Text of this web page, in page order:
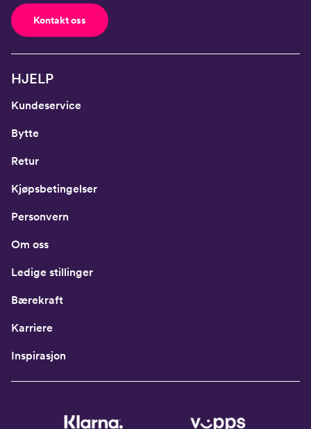
Kontakt oss
HJELP
Kundeservice
Bytte
Retur
Kjøpsbetingelser
Personvern
Om oss
Ledige stillinger
Bærekraft
Karriere
Inspirasjon